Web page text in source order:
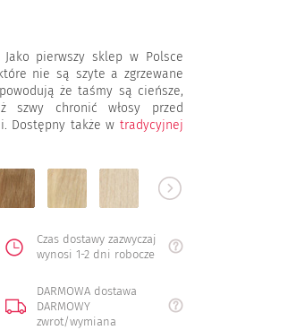
pierwszy sklep w Polsce
nie są szyte a zgrzewane
że taśmy są cieńsze,
szwy chronić włosy przed
Dostępny także w tradycyjnej
16
ciemny
średni
blond
blond
60
b.jasny
Czas dostawy zazwyczaj
wynosi 1-2 dni robocze
DARMOWA dostawa
DARMOWY
zwrot/wymiana